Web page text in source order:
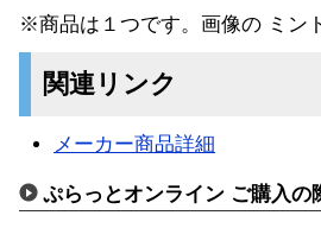
※商品は１つです。画像の ミン
関連リンク
メーカー商品詳細
ぷらっとオンライン ご購入の